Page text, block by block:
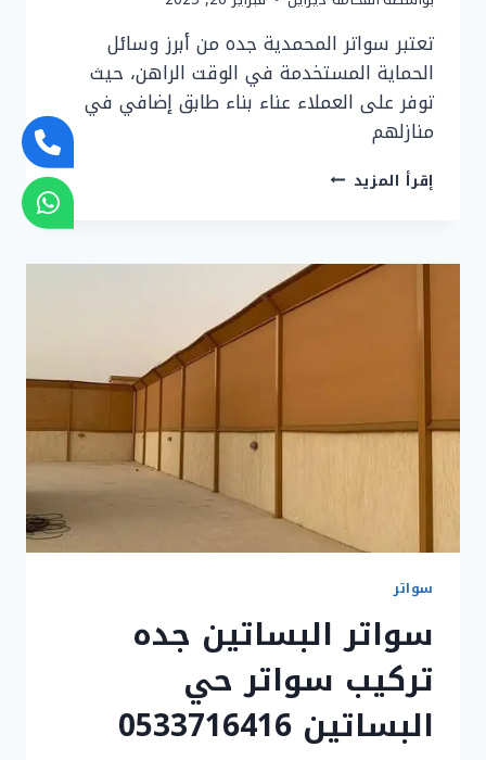
تعتبر سواتر المحمدية جده من أبرز وسائل
الحماية المستخدمة في الوقت الراهن، حيث
توفر على العملاء عناء بناء طابق إضافي في
منازلهم
إقرأ المزيد سواتر
سواتر
حي
المحمدية
سواتر
سواتر البساتين جده
تركيب سواتر حي
البساتين 0533716416